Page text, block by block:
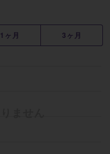
1ヶ月 3ヶ月